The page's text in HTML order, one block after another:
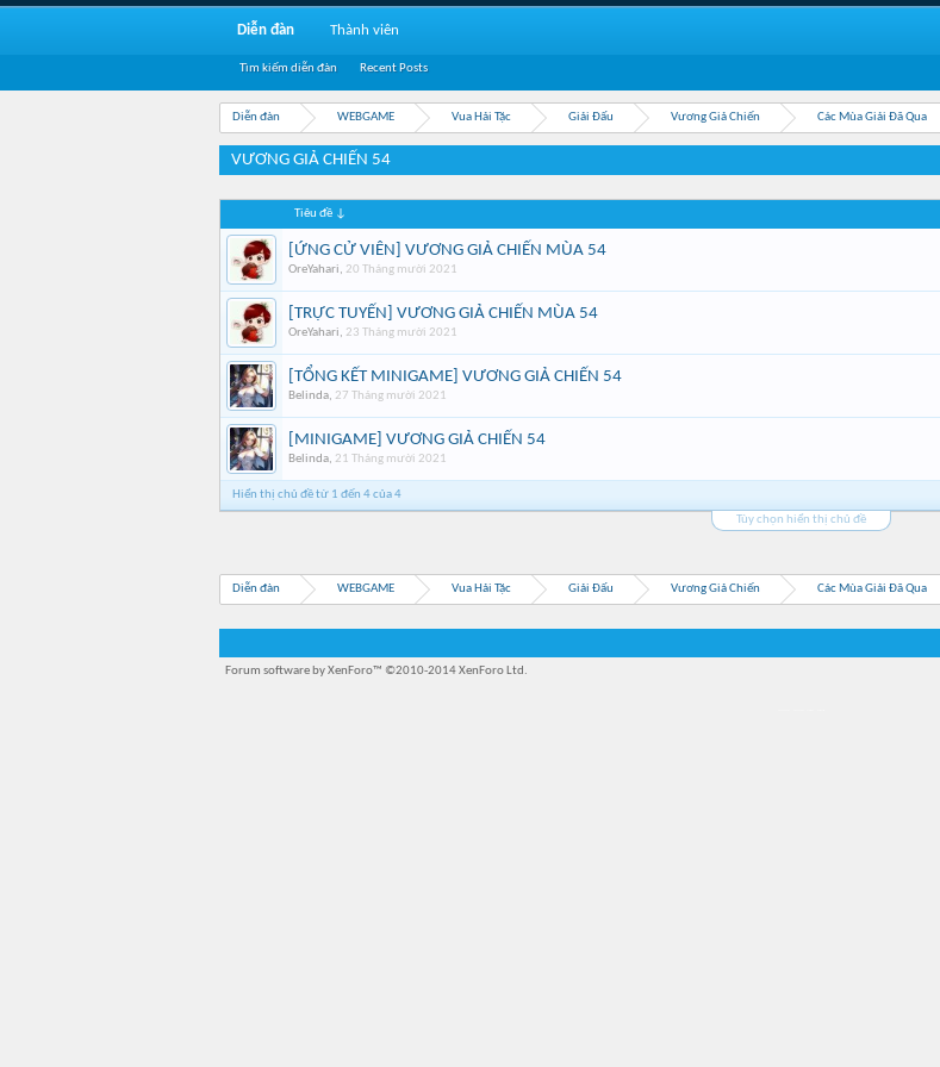
Diễn đàn WEBGAME Vua Hải Tặc Giải Đấu Vương Giả Chiến Các Mùa Giải Đã Qua
VƯƠNG GIẢ CHIẾN 54
Tiêu đề ↓
[ỨNG CỬ VIÊN] VƯƠNG GIẢ CHIẾN MÙA 54
OreYahari, 20 Tháng mười 2021
[TRỰC TUYẾN] VƯƠNG GIẢ CHIẾN MÙA 54
OreYahari, 23 Tháng mười 2021
[TỔNG KẾT MINIGAME] VƯƠNG GIẢ CHIẾN 54
Belinda, 27 Tháng mười 2021
[MINIGAME] VƯƠNG GIẢ CHIẾN 54
Belinda, 21 Tháng mười 2021
Hiển thị chủ đề từ 1 đến 4 của 4
Tùy chọn hiển thị chủ đề
Diễn đàn WEBGAME Vua Hải Tặc Giải Đấu Vương Giả Chiến Các Mùa Giải Đã Qua
Diễn đàn
Tìm kiếm diễn đàn Recent Posts
Thành viên
Forum software by XenForo™ ©2010-2014 XenForo Ltd.